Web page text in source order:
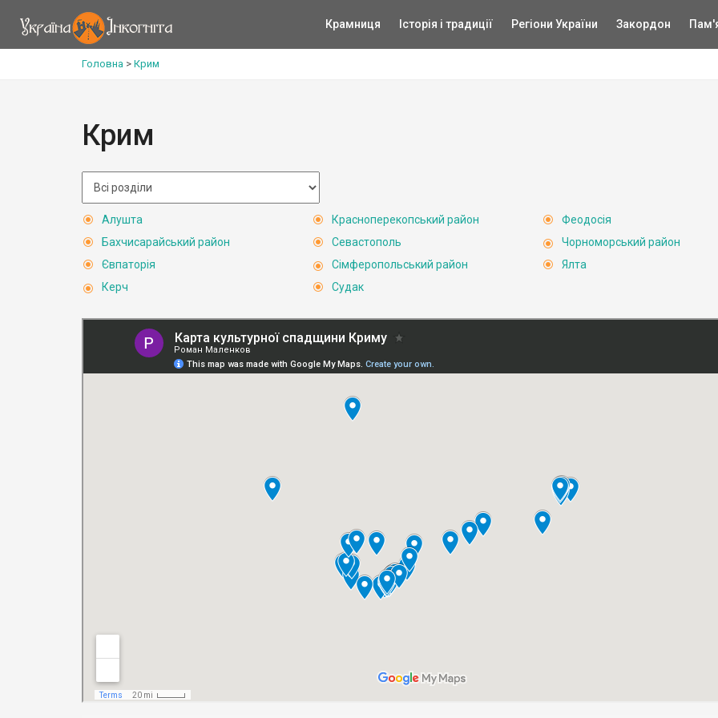
Крамниця Історія і традиції Регіони України Закордон
Головна > Крим
Крим
Алушта
Бахчисарайський район
Євпаторія
Керч
Красноперекопський район
Севастополь
Сімферопольський район
Судак
Феодосія
Чорноморський район
Ялта